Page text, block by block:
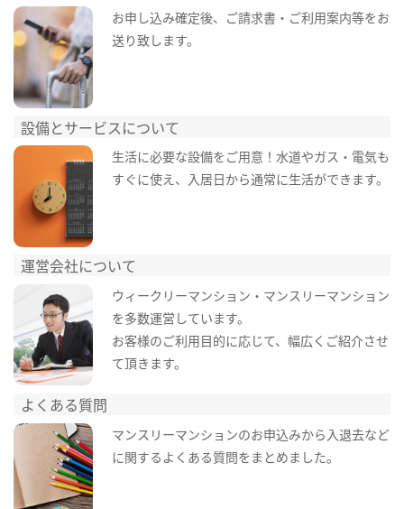
お申し込み確定後、ご請求書・ご利用案内等をお
送り致します。
設備とサービスについて
生活に必要な設備をご用意！水道やガス・電気も
すぐに使え、入居日から通常に生活ができます。
運営会社について
ウィークリーマンション・マンスリーマンション
を多数運営しています。
お客様のご利用目的に応じて、幅広くご紹介させ
て頂きます。
よくある質問
マンスリーマンションのお申込みから入退去など
に関するよくある質問をまとめました。